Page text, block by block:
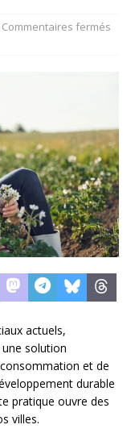
Commentaires fermés
actuels,
solution
et de
durable
pratique ouvre des
villes.